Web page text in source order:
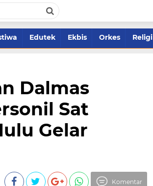
Edutek Ekbis Orkes Religi
Dalmas
Sat
Gelar
Komentar